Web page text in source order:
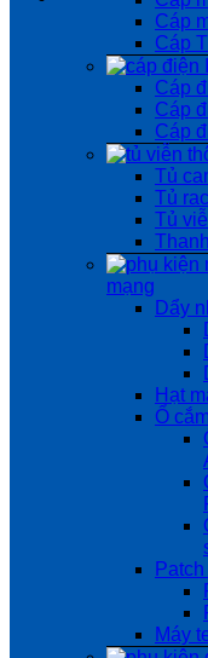
Cáp
Cáp
Cáp
Cáp
Cáp
Tủ
Tủ
Tủ
mạng
Dẩy
Hạt
Ổ
Patch
Máy